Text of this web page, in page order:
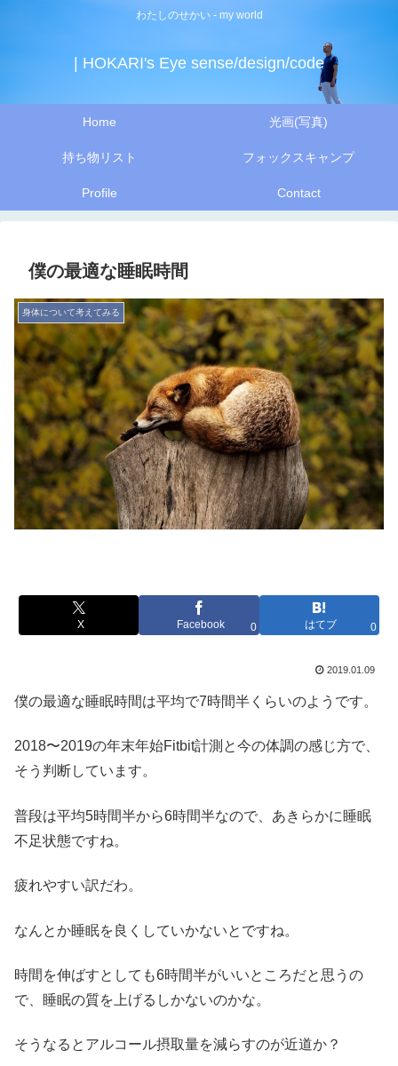
わたしのせかい - my world
| HOKARI's Eye sense/design/code
Home 光画(写真)
持ち物リスト フォックスキャンプ
Profile Contact
僕の最適な睡眠時間
身体について考えてみる
X Facebook 0 はてブ 0
2019.01.09
僕の最適な睡眠時間は平均で7時間半くらいのようです。
2018〜2019の年末年始Fitbit計測と今の体調の感じ方で、
そう判断しています。
普段は平均5時間半から6時間半なので、あきらかに睡眠
不足状態ですね。
疲れやすい訳だわ。
なんとか睡眠を良くしていかないとですね。
時間を伸ばすとしても6時間半がいいところだと思うの
で、睡眠の質を上げるしかないのかな。
そうなるとアルコール摂取量を減らすのが近道か？